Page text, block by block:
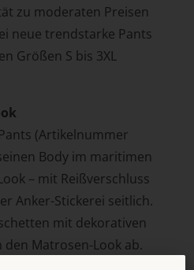
zu moderaten Preisen
neue trendstarke Pants
Größen S bis 3XL
(Artikelnummer
Body im maritimen
– mit Reißverschluss
Anker-Stickerei seitlich.
mit dekorativen
Matrosen-Look ab.